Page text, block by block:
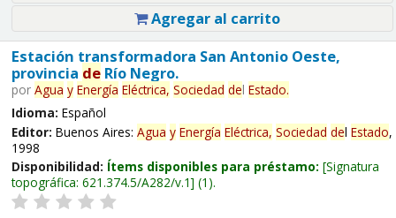
Agregar al carrito
Estación transformadora San Antonio Oeste,
provincia deRío Negro.
por Agua y Energía Eléctrica, Sociedad del Estado.
Idioma: Español
Editor: Buenos Aires: Agua y Energía Eléctrica, Sociedad del Estado,
1998
Disponibilidad: Ítems disponibles para préstamo: Signatura
topográfica: 621.374.5/A282/v.1 (1).